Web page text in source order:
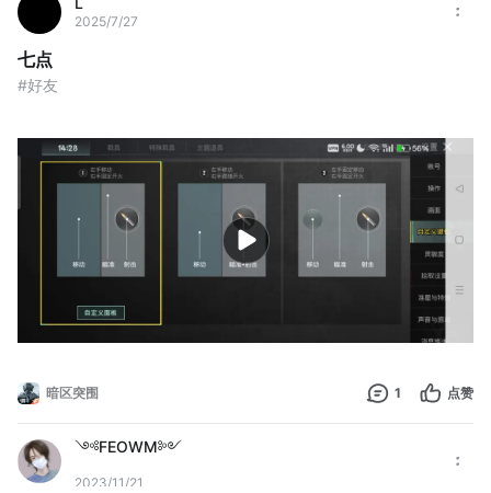
2025/7/27
七点
#好友
暗区突围 1 点赞
༺FEOWM༻
2023/11/21